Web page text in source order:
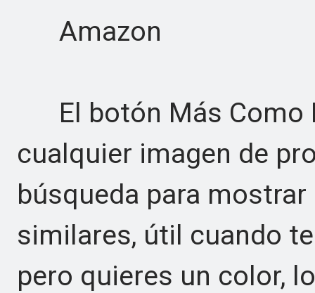
Amazon
El botón Más Como
cualquier imagen de
búsqueda para
similares, útil cuando
pero quieres un color,